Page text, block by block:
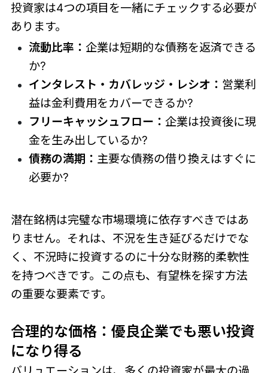
投資家は4つの項目を一緒にチェックする必要が
あります。
流動比率： 企業は短期的な債務を返済できる
か?
インタレスト・カバレッジ・レシオ： 営業利
益は金利費用をカバーできるか?
フリーキャッシュフロー： 企業は投資後に現
金を生み出しているか?
債務の満期： 主要な債務の借り換えはすぐに
必要か?
潜在銘柄は完璧な市場環境に依存すべきではあ
りません。それは、不況を生き延びるだけでな
く、不況時に投資するのに十分な財務的柔軟性
を持つべきです。この点も、有望株を探す方法
の重要な要素です。
合理的な価格：優良企業でも悪い投資
になり得る